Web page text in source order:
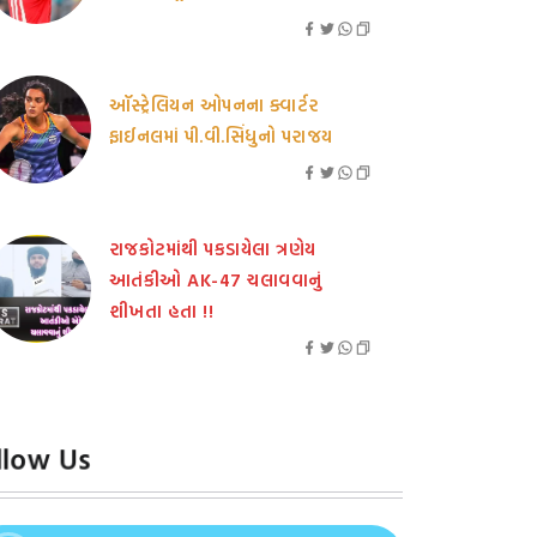
ઑસ્ટ્રેલિયન ઓપનના ક્વાર્ટર
ફાઈનલમાં પી.વી.સિંધુનો પરાજય
રાજકોટમાંથી પકડાયેલા ત્રણેય
આતંકીઓ AK-47 ચલાવવાનું
શીખતા હતા !!
Us